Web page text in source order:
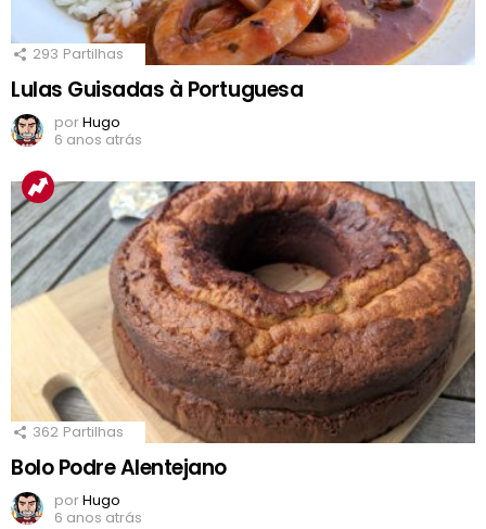
293 Partilhas
Lulas Guisadas à Portuguesa
porHugo
6 anos atrás
362 Partilhas
Bolo Podre Alentejano
porHugo
6 anos atrás